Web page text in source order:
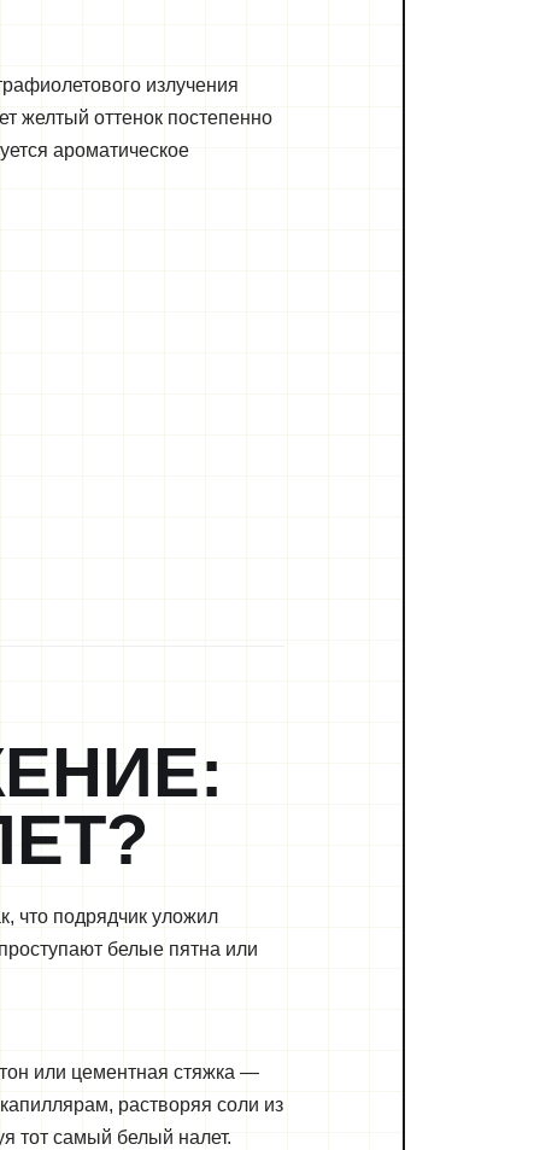
излучения
желтый оттенок постепенно
ароматическое
что подрядчик уложил
белые пятна или
или цементная стяжка —
растворяя соли из
тот самый белый налет.